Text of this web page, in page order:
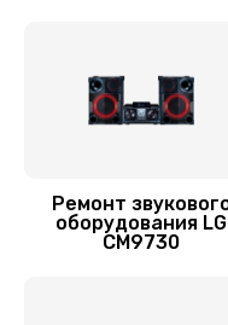
Ремонт
оборудования LG
CM9730